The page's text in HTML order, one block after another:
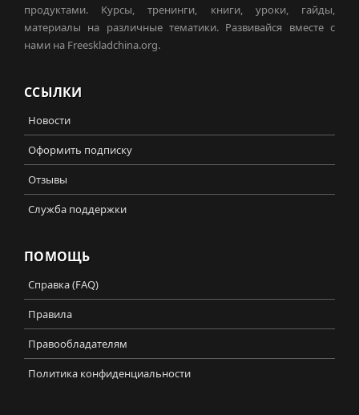
продуктами. Курсы, тренинги, книги, уроки, гайды,
материалы на различные тематики. Развивайся вместе с
нами на Freeskladchina.org.
ССЫЛКИ
Новости
Оформить подписку
Отзывы
Служба поддержки
ПОМОЩЬ
Справка (FAQ)
Правила
Правообладателям
Политика конфиденциальности